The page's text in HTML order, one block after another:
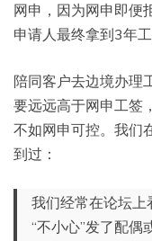
网申，因为网申即便
申请人最终拿到3年工
陪同客户去边境办理
要远远高于网申工签
不如网申可控。我们
到过：
我们经常在论坛上
“不小心”发了配